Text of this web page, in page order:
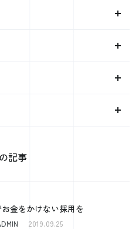
記事
金をかけない採用を
2019.09.25